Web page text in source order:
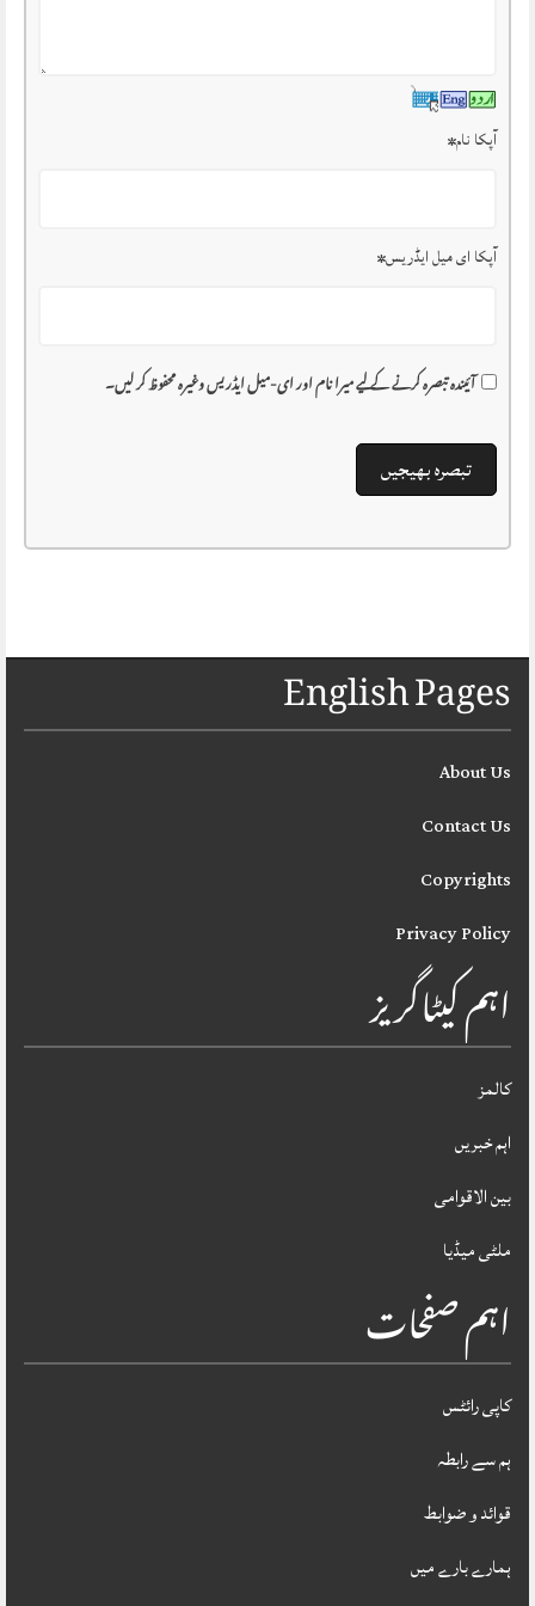
آپکا نام*
آپکا ای میل ایڈریس*
آئیندہ تبصرہ کرنے کے لیے میرا نام اور ای-میل ایڈریس وغیرہ محفوظ کر لیں۔
English Pages
About Us
Contact Us
Copyrights
Privacy Policy
اہم کیٹاگریز
کالمز
اہم خبریں
بین الاقوامی
ملٹی میڈیا
اہم صفحات
کاپی رائٹس
ہم سے رابطہ
قوائد و ضوابط
ہمارے بارے میں